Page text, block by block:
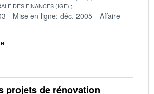
DES FINANCES (IGF)
Mise en ligne: déc. 2005
Affaire
projets de rénovation